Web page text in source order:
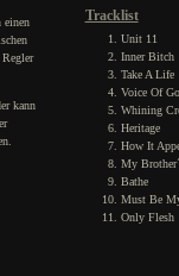
einen
kann
Tracklist
Unit 11
Inner Bitch
Take A Life
Voice Of
Whining
Heritage
How It
My
Bathe
Must Be
Only Flesh